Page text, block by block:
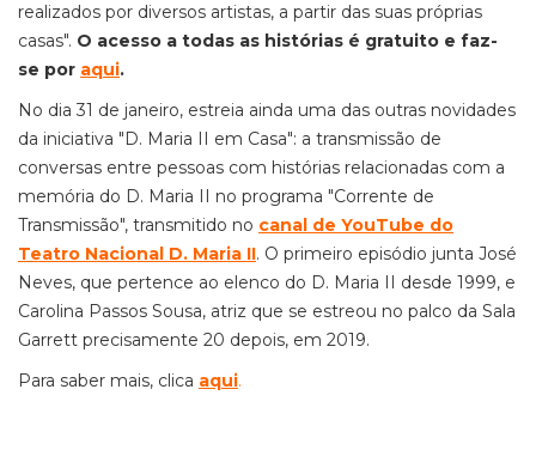
realizados por diversos artistas, a partir das suas próprias
casas". O acesso a todas as histórias é gratuito e faz-
se por aqui.
No dia 31 de janeiro, estreia ainda uma das outras novidades
da iniciativa "D. Maria II em Casa": a transmissão de
conversas entre pessoas com histórias relacionadas com a
memória do D. Maria II no programa "Corrente de
Transmissão", transmitido no canal de YouTube do
Teatro Nacional D. Maria II. O primeiro episódio junta José
Neves, que pertence ao elenco do D. Maria II desde 1999, e
Carolina Passos Sousa, atriz que se estreou no palco da Sala
Garrett precisamente 20 depois, em 2019.
Para saber mais, clica aqui.